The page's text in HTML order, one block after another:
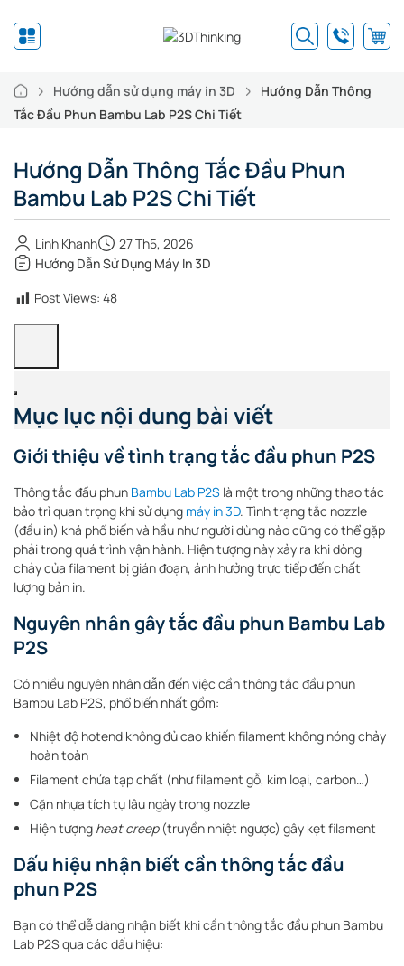
Hướng dẫn sử dụng máy in 3D
Hướng Dẫn Thông
Tắc Đầu Phun Bambu Lab P2S Chi Tiết
Hướng Dẫn Thông Tắc Đầu Phun
Bambu Lab P2S Chi Tiết
Linh Khanh
27 Th5, 2026
Hướng Dẫn Sử Dụng Máy In 3D
Post Views: 48
Mục lục nội dung bài viết
Giới thiệu về tình trạng tắc đầu phun P2S
Thông tắc đầu phun Bambu Lab P2S là một trong những thao tác
bảo trì quan trọng khi sử dụng máy in 3D. Tình trạng tắc nozzle
(đầu in) khá phổ biến và hầu như người dùng nào cũng có thể gặp
phải trong quá trình vận hành. Hiện tượng này xảy ra khi dòng
chảy của filament bị gián đoạn, ảnh hưởng trực tiếp đến chất
lượng bản in.
Nguyên nhân gây tắc đầu phun Bambu Lab
P2S
Có nhiều nguyên nhân dẫn đến việc cần thông tắc đầu phun
Bambu Lab P2S, phổ biến nhất gồm:
Nhiệt độ hotend không đủ cao khiến filament không nóng chảy
hoàn toàn
Filament chứa tạp chất (như filament gỗ, kim loại, carbon…)
Cặn nhựa tích tụ lâu ngày trong nozzle
Hiện tượng heat creep(truyền nhiệt ngược) gây kẹt filament
Dấu hiệu nhận biết cần thông tắc đầu
phun P2S
Bạn có thể dễ dàng nhận biết khi cần thông tắc đầu phun Bambu
Lab P2S qua các dấu hiệu: